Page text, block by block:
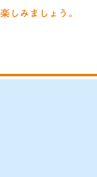
楽しみましょう。